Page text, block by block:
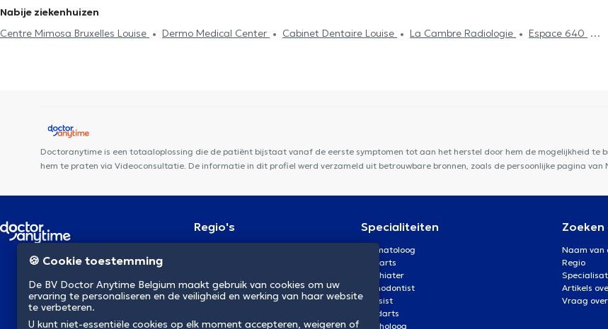
Nabije ziekenhuizen
Centre Mimosa Bruxelles Louise
Dermo Medical Center Cabinet Dentaire Louise La Cambre Radiologie
Espace 640
Doctoranytime is een totaaloplossing die de patiënt bijstaat vanaf de eerste symptomen tot aan het herstel door hem de mogelijkheid te
hem te praten via Videoconsultatie. De informatie in dit profiel werd verzameld uit betrouwbare bronnen, zoals de persoonlijke pagina
NL
Regio's
Charleroi
Luik
Namen
Specialiteiten
Dermatoloog
Oogarts
Psychiater
Orthodontist
Kinesist
Tandarts
Psycholoog
Zoeken
Naam van
Regio
Artikels
Vraag
🍪 Cookie toestemming
De BV Doctor Anytime Belgium maakt gebruik van cookies om uw
ervaring te personaliseren en de veiligheid en werking van haar website
te verbeteren.
U kunt niet-essentiële cookies op elk moment accepteren, weigeren of